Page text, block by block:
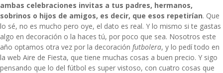
ambas celebraciones invitas a tus padres, hermanos,
sobrinos o hijos de amigos, es decir, que esos repetirían. Que
lo sé, no es mucho pero oye, el dato es real. Y lo mismo si te gastas
algo en decoración o la haces tú, por poco que sea. Nosotros este
año optamos otra vez por la decoración futbolera, y lo pedí todo en
la web Aire de Fiesta, que tiene muchas cosas a buen precio. Y sigo
pensando que lo del fútbol es super vistoso, con cuatro cosas que